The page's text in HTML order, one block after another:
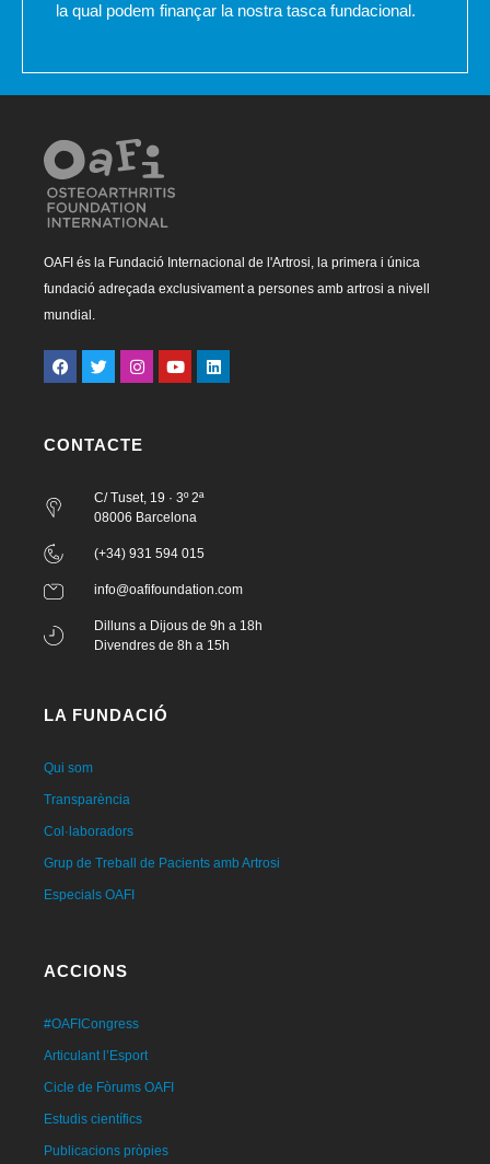
la qual podem finançar la nostra tasca fundacional.
OAFI és la Fundació Internacional de l'Artrosi, la primera i única
fundació adreçada exclusivament a persones amb artrosi a nivell
mundial.
CONTACTE
C/ Tuset, 19 · 3º 2ª
08006 Barcelona
(+34) 931 594 015
info@oafifoundation.com
Dilluns a Dijous de 9h a 18h
Divendres de 8h a 15h
LA FUNDACIÓ
Qui som
Transparència
Col·laboradors
Grup de Treball de Pacients amb Artrosi
Especials OAFI
ACCIONS
#OAFICongress
Articulant l’Esport
Cicle de Fòrums OAFI
Estudis científics
Publicacions pròpies